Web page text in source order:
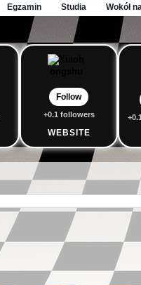
Egzamin Studia Wokół
Follow
+0.1 followers
WEBSITE